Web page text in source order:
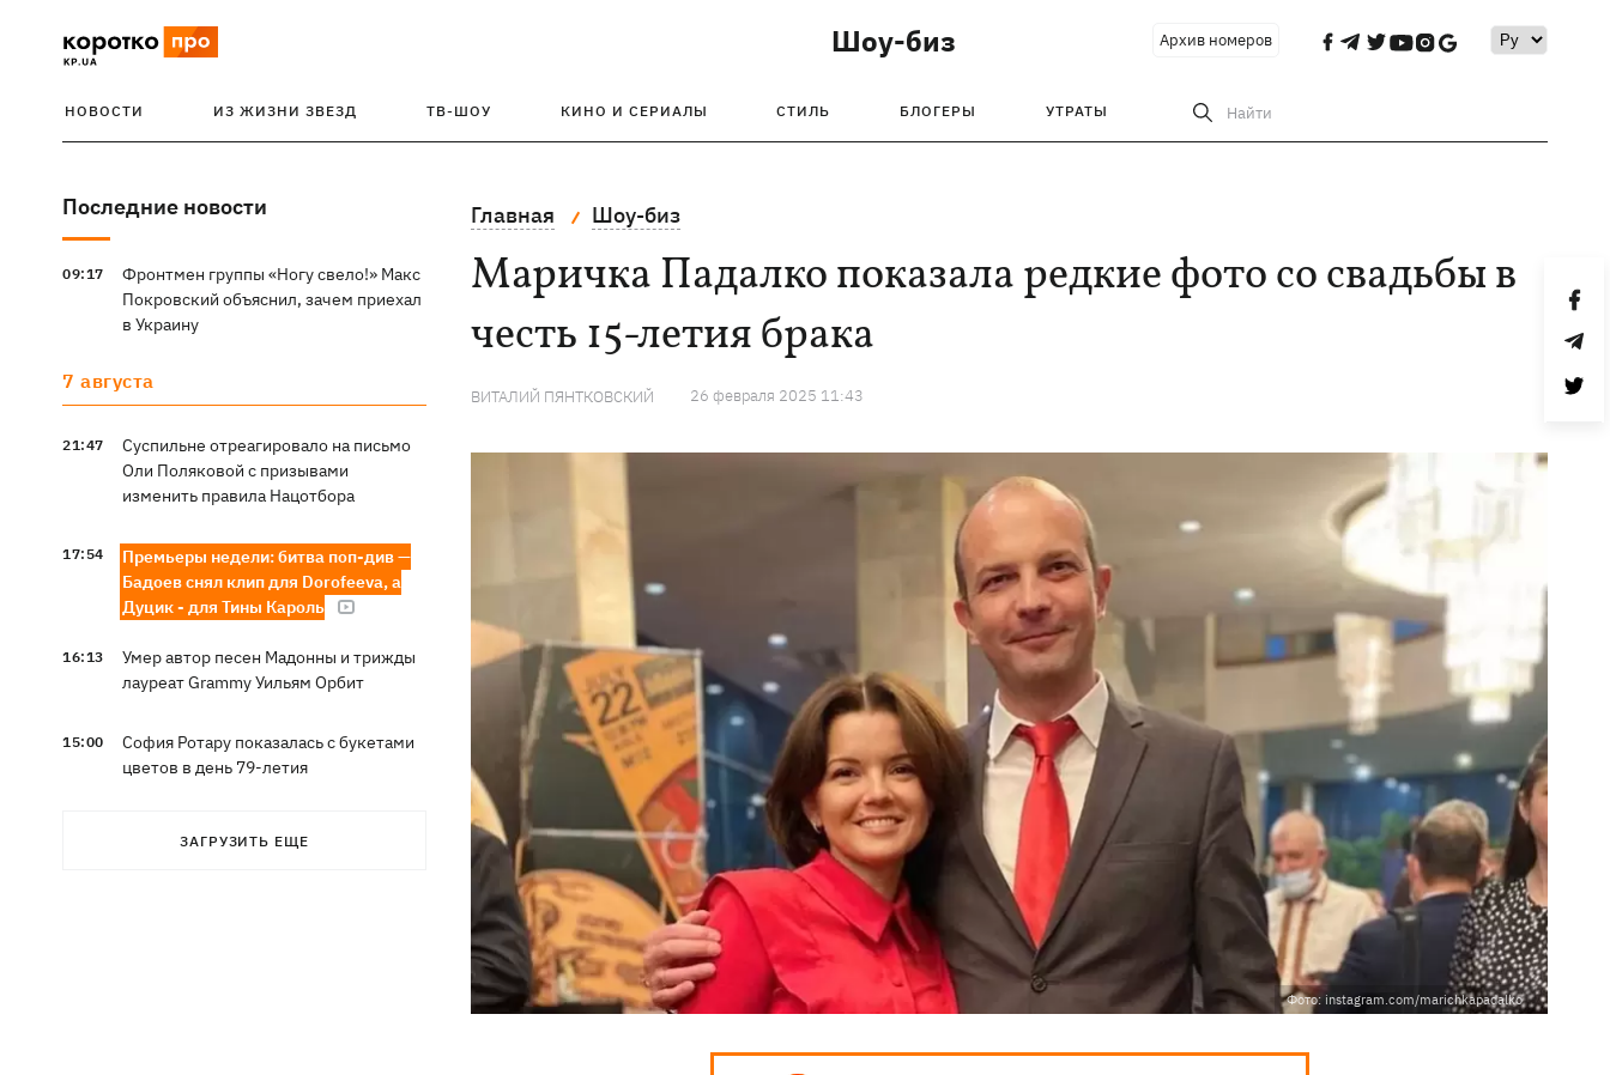
Шоу-биз Архив номеров
НОВОСТИ ИЗ ЖИЗНИ ЗВЕЗД ТВ-ШОУ КИНО И СЕРИАЛЫ СТИЛЬ БЛОГЕРЫ УТРАТЫ Найти
Последние новости
09:17
Фронтмен группы «Ногу свело!» Макс
Покровский объяснил, зачем приехал
в Украину
7 августа
21:47
Суспильне отреагировало на письмо
Оли Поляковой с призывами
изменить правила Нацотбора
17:54
Премьеры недели: битва поп-див —
Бадоев снял клип для Dorofeeva, а
Дуцик - для Тины Кароль
16:13
Умер автор песен Мадонны и трижды
лауреат Grammy Уильям Орбит
15:00
София Ротару показалась с букетами
цветов в день 79-летия
ЗАГРУЗИТЬ ЕЩЕ
Главная Шоу-биз
Маричка Падалко показала редкие фото со свадьбы в
честь 15-летия брака
ВИТАЛИЙ ПЯНТКОВСКИЙ 26 февраля 2025 11:43
Фото: instagram.com/marichkapadalko